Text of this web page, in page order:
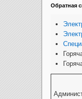
Обратная